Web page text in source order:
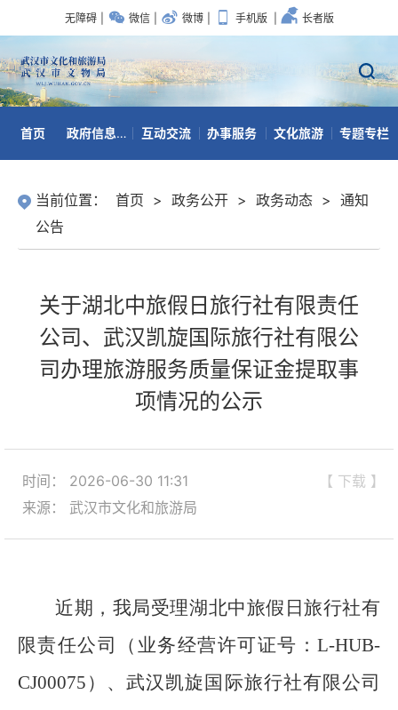
无障碍 微信 微博 手机版 长者版
首页 政府信息公开 互动交流 办事服务 文化旅游 专题专栏
当前位置： 首页 > 政务公开 > 政务动态 > 通知
公告
关于湖北中旅假日旅行社有限责任
公司、武汉凯旋国际旅行社有限公
司办理旅游服务质量保证金提取事
项情况的公示
【 下载 】
时间： 2026-06-30 11:31
来源： 武汉市文化和旅游局
近期，我局受理湖北中旅假日旅行社有
限责任公司
（业务经营许可证号：L-HUB-
CJ00075 ） 、武汉凯旋国际旅行社有限公司